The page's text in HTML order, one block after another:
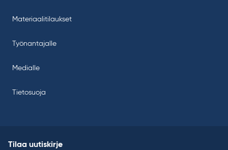
Materiaalitilaukset
Työnantajalle
Medialle
Tietosuoja
Tilaa uutiskirje